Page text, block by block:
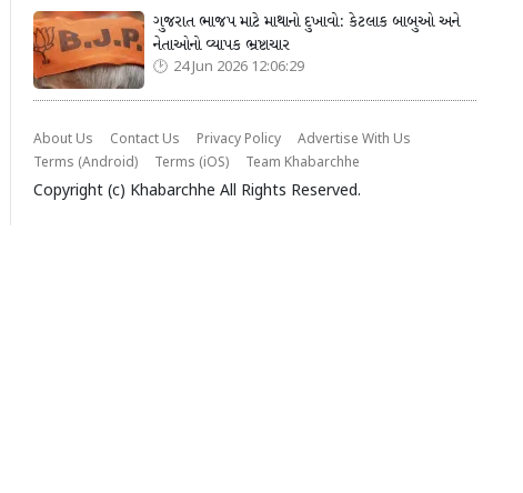
ગુજરાત ભાજપ માટે માથાનો દુખાવો: કેટલાક બાબુઓ અને
નેતાઓનો વ્યાપક ભ્રષ્ટાચાર
24 Jun 2026 12:06:29
About Us Contact Us Privacy Policy
Advertise With Us
Terms (Android)
Terms (iOS) Team Khabarchhe
Copyright (c) Khabarchhe All Rights Reserved.